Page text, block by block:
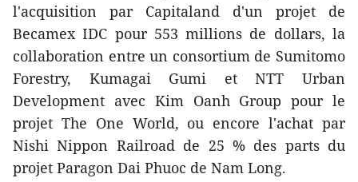
l'acquisition par Capitaland d'un projet de
Becamex IDC pour 553 millions de dollars, la
collaboration entre un consortium de Sumitomo
Forestry, Kumagai Gumi et NTT Urban
Development avec Kim Oanh Group pour le
projet The One World, ou encore l'achat par
Nishi Nippon Railroad de 25 % des parts du
projet Paragon Dai Phuoc de Nam Long.